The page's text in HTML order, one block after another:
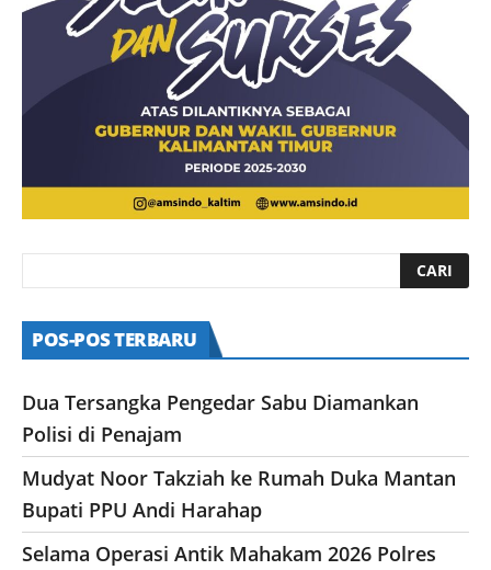
POS-POS TERBARU
Dua Tersangka Pengedar Sabu Diamankan
Polisi di Penajam
Mudyat Noor Takziah ke Rumah Duka Mantan
Bupati PPU Andi Harahap
Selama Operasi Antik Mahakam 2026 Polres